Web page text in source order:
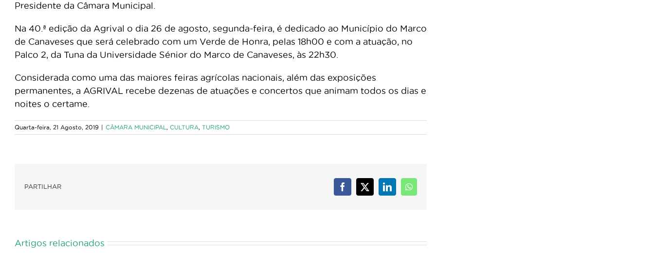
Presidente da Câmara Municipal.
Na 40.ª edição da Agrival o dia 26 de agosto, segunda-feira, é dedicado ao Município do Marco
de Canaveses que será celebrado com um Verde de Honra, pelas 18h00 e com a atuação, no
Palco 2, da Tuna da Universidade Sénior do Marco de Canaveses, às 22h30.
Considerada como uma das maiores feiras agrícolas nacionais, além das exposições
permanentes, a AGRIVAL recebe dezenas de atuações e concertos que animam todos os dias e
noites o certame.
Quarta-feira, 21 Agosto, 2019 | CÂMARA MUNICIPAL , CULTURA, TURISMO
PARTILHAR Facebook
X LinkedInWhatsApp
Artigos relacionados